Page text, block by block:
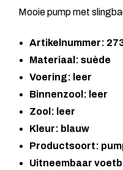
Mooie pump met
Artikelnummer:
Materiaal: suède
Voering: leer
Binnenzool: leer
Zool: leer
Kleur: blauw
Productsoort:
Uitneembaar